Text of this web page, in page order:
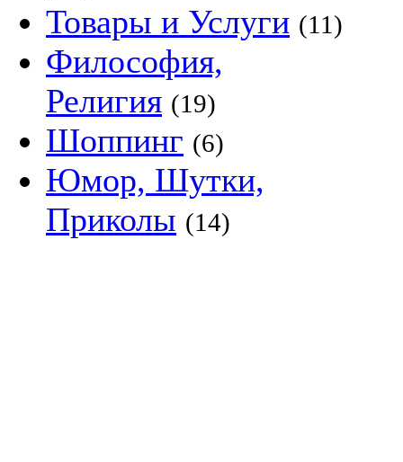
Товары и Услуги (11)
Философия,
Религия (19)
Шоппинг (6)
Юмор, Шутки,
Приколы (14)